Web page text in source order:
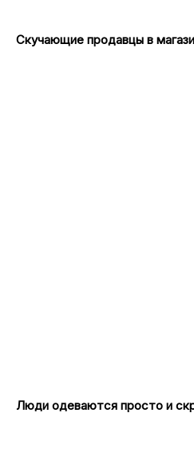
Скучающие продавцы в
Люди одеваются просто и